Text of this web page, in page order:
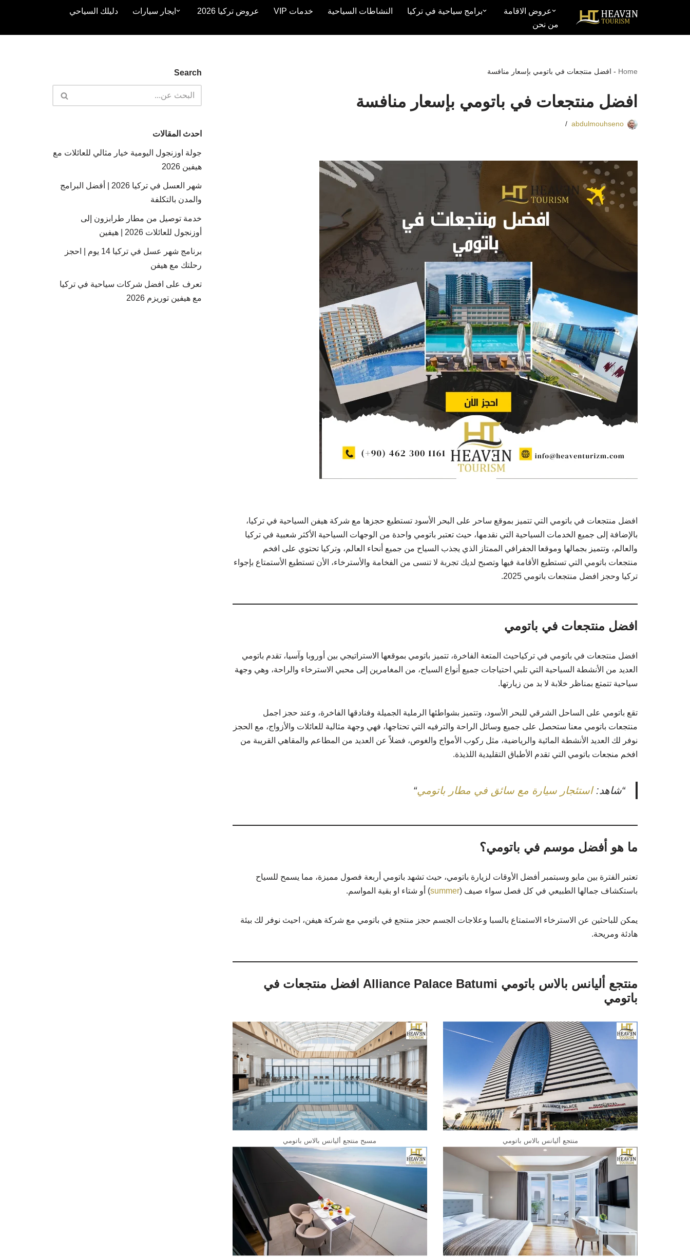
عروض الاقامة برامج سياحية في تركيا النشاطات السياحية خدمات VIP عروض تركيا 2026 ايجار سيارات
دليلك السياحي
من نحن
Home
- افضل منتجعات في باتومي بإسعار منافسة
افضل منتجعات في باتومي بإسعار منافسة
abdulmouhseno
افضل منتجعات في باتومي التي تتميز بموقع ساحر على البحر الأسود تستطيع حجزها مع شركة هيفن السياحية في تركيا،
بالإضافة إلى جميع الخدمات السياحية التي نقدمها، حيث تعتبر باتومي واحدة من الوجهات السياحية الأكثر شعبية في تركيا
والعالم، وتتميز بجمالها وموقعا الجفرافي الممتاز الذي يجذب السياح من جميع أنحاء العالم، وتركيا تحتوي على افخم
منتجعات باتومي التي تستطيع الأقامة فيها وتصبح لديك تجربة لا تنسى من الفخامة والأسترخاء، الأن تستطيع الأستمتاع بإجواء
تركيا وحجز افضل منتجعات باتومي 2025.
افضل منتجعات في باتومي
افضل منتجعات في باتومي في تركياحيث المتعة الفاخرة، تتميز باتومي بموقعها الاستراتيجي بين أوروبا وآسيا، تقدم باتومي
العديد من الأنشطة السياحية التي تلبي احتياجات جميع أنواع السياح، من المغامرين إلى محبي الاسترخاء والراحة، وهي وجهة
سياحية تتمتع بمناظر خلابة لا بد من زيارتها.
تقع باتومي على الساحل الشرقي للبحر الأسود، وتتميز بشواطئها الرملية الجميلة وفنادقها الفاخرة، وعند حجز اجمل
منتجعات باتومي معنا ستحصل على جميع وسائل الراحة والترفيه التي تحتاجها، فهي وجهة مثالية للعائلات والأزواج، مع الحجز
نوفر لك العديد الأنشطة المائية والرياضية، مثل ركوب الأمواج والغوص، فضلاً عن العديد من المطاعم والمقاهي القريبة من
افخم منجعات باتومي التي تقدم الأطباق التقليدية اللذيذة.
“شاهد:استئجار سيارة مع سائق في مطار باتومي“
ما هو أفضل موسم في باتومي؟
تعتبر الفترة بين مايو وسبتمبر أفضل الأوقات لزيارة باتومي، حيث تشهد باتومي أربعة فصول مميزة، مما يسمح للسياح
باستكشاف جمالها الطبيعي في كل فصل سواء صيف (summer) أو شتاء او بقية المواسم.
يمكن للباحثين عن الاسترخاء الاستمتاع بالسبا وعلاجات الجسم حجز منتجع في باتومي مع شركة هيفن، احيث نوفر لك بيئة
هادئة ومريحة.
منتجع أليانس بالاس باتومي Alliance Palace Batumi افضل منتجعات في
باتومي
منتجع أليانس بالاس باتومي مسبح منتجع أليانس بالاس باتومي
Search
احدث المقالات
جولة اوزنجول اليومية خيار مثالي للعائلات مع
هيفين 2026
شهر العسل في تركيا 2026 | أفضل البرامج
والمدن بالتكلفة
خدمة توصيل من مطار طرابزون إلى
أوزنجول للعائلات 2026 | هيفين
برنامج شهر عسل في تركيا 14 يوم | احجز
رحلتك مع هيفن
تعرف على افضل شركات سياحية في تركيا
مع هيفين توريزم 2026